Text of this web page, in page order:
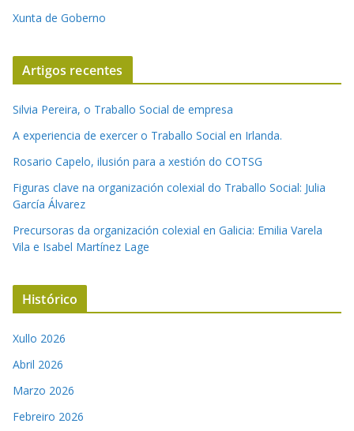
Xunta de Goberno
Artigos recentes
Silvia Pereira, o Traballo Social de empresa
A experiencia de exercer o Traballo Social en Irlanda.
Rosario Capelo, ilusión para a xestión do COTSG
Figuras clave na organización colexial do Traballo Social: Julia
García Álvarez
Precursoras da organización colexial en Galicia: Emilia Varela
Vila e Isabel Martínez Lage
Histórico
Xullo 2026
Abril 2026
Marzo 2026
Febreiro 2026